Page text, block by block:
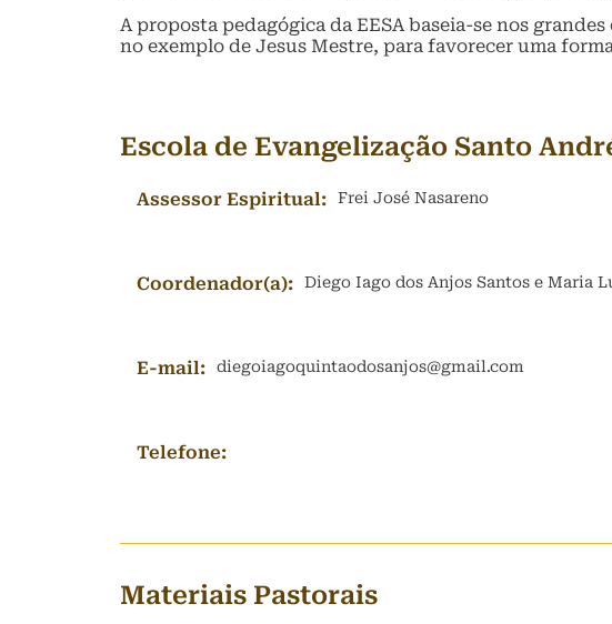
A proposta pedagógica da EESA baseia-se nos
no exemplo de Jesus Mestre, para favorecer uma
Escola de Evangelização Santo
Assessor Espiritual: Frei José Nasareno
Coordenador(a): Diego Iago dos Anjos Santos e Maria
E-mail: diegoiagoquintaodosanjos@gmail.com
Telefone:
Materiais Pastorais